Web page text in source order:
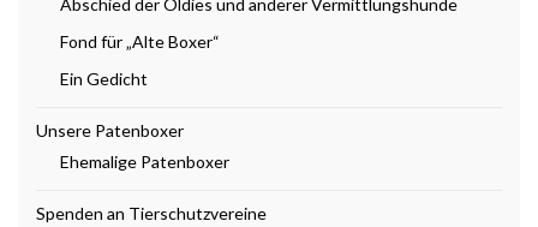
Abschied der Oldies und anderer Vermittlungshunde
Fond für „Alte Boxer“
Ein Gedicht
Unsere Patenboxer
Ehemalige Patenboxer
Spenden an Tierschutzvereine